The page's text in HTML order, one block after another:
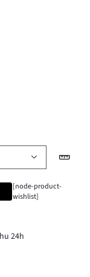
[node-product-
wishlist]
24h